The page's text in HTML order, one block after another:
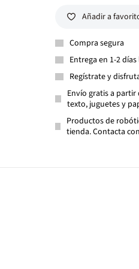
Añadir a
Compra segura
Entrega en 1-2
Regístrate y
Envío gratis a
texto, juguetes y
Productos de
tienda. Contacta